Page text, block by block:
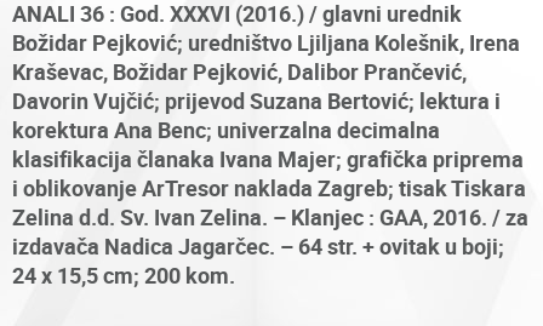
ANALI 36 : God. XXXVI (2016.) / glavni urednik
Božidar Pejković; uredništvo Ljiljana Kolešnik, Irena
Kraševac, Božidar Pejković, Dalibor Prančević,
Davorin Vujčić; prijevod Suzana Bertović; lektura i
korektura Ana Benc; univerzalna decimalna
klasifikacija članaka Ivana Majer; grafička priprema
i oblikovanje ArTresor naklada Zagreb; tisak Tiskara
Zelina d.d. Sv. Ivan Zelina. – Klanjec : GAA, 2016. / za
izdavača Nadica Jagarčec. – 64 str. + ovitak u boji;
24 x 15,5 cm; 200 kom.